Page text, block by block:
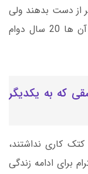
از دست بدهند ولی
چه چیزی باعث شد که زندگی بدون عشق آن ها 20 سال دوام
که به یکدیگر
کاری نداشتند،
برای ادامه زندگی